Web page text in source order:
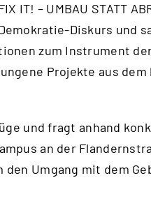
IT! – UMBAU STATT
Diskurs und
zum Instrument
Projekte aus dem
und fragt anhand
an der
Umgang mit dem